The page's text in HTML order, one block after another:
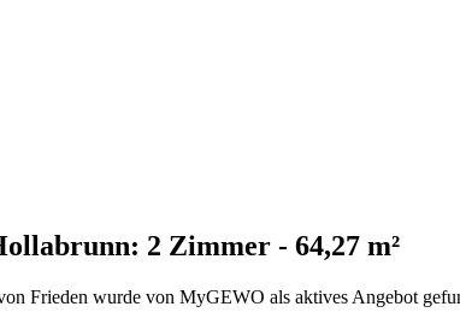
2 Zimmer - 64,27 m²
Frieden wurde von MyGEWO als aktives Angebot